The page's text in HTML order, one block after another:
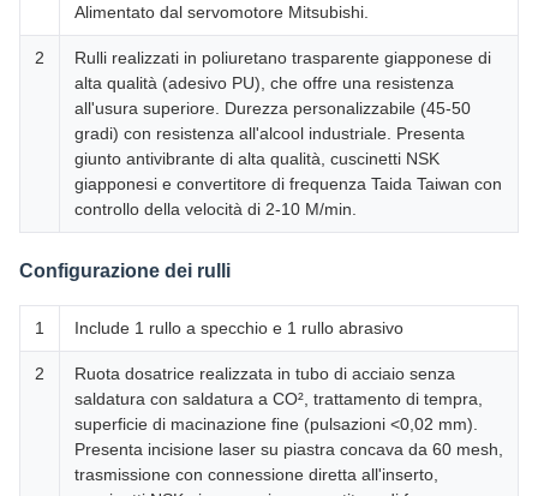
Alimentato dal servomotore Mitsubishi.
2
Rulli realizzati in poliuretano trasparente giapponese di
alta qualità (adesivo PU), che offre una resistenza
all'usura superiore. Durezza personalizzabile (45-50
gradi) con resistenza all'alcool industriale. Presenta
giunto antivibrante di alta qualità, cuscinetti NSK
giapponesi e convertitore di frequenza Taida Taiwan con
controllo della velocità di 2-10 M/min.
Configurazione dei rulli
1 Include 1 rullo a specchio e 1 rullo abrasivo
2
Ruota dosatrice realizzata in tubo di acciaio senza
saldatura con saldatura a CO², trattamento di tempra,
superficie di macinazione fine (pulsazioni <0,02 mm).
Presenta incisione laser su piastra concava da 60 mesh,
trasmissione con connessione diretta all'inserto,